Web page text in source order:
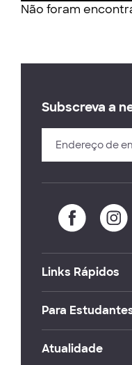
Não foram
Subscreva a
Links Rápidos
Para
Atualidade